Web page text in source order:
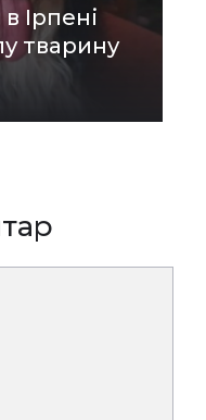
Ірпені
тварину